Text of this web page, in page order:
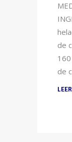
de
de